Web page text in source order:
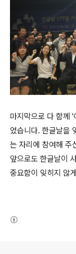
마지막으로 다 함께
었습니다. 한글날을
는 자리에 참여해 주
앞으로도 한글날이
중요함이 잊히지 않